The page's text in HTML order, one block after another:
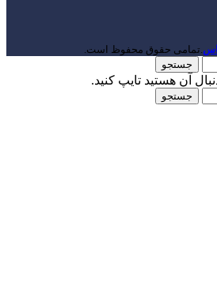
.تمامی حقوق محفوظ است.
جستجو
آن هستید تایپ کنید.
جستجو